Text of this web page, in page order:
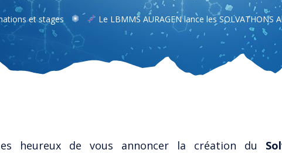
et stages Le LBMMS AURAGEN lance les SOLVATHONS
heureux de vous annoncer la création du